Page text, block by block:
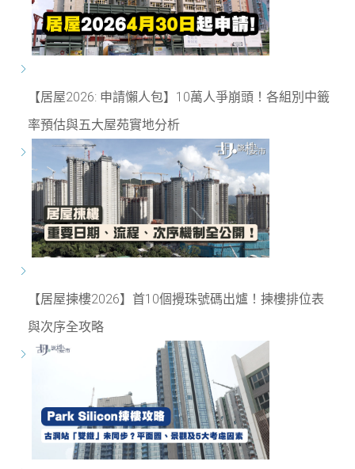
【居屋2026: 申請懶人包】10萬人爭崩頭！各組別中籤
率預估與五大屋苑實地分析
【居屋揀樓2026】首10個攪珠號碼出爐！揀樓排位表
與次序全攻略